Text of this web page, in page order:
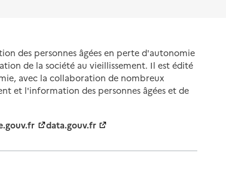
des personnes âgées en perte d'autonomie
de la société au vieillissement. Il est édité
avec la collaboration de nombreux
et l'information des personnes âgées et de
data.gouv.fr